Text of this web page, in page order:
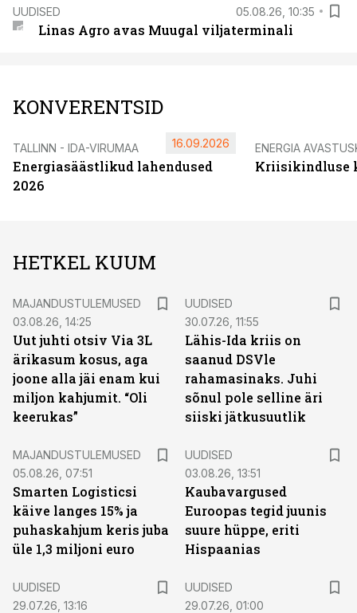
UUDISED 05.08.26, 10:35
Linas Agro avas Muugal viljaterminali
KONVERENTSID
TALLINN - IDA-VIRUMAA
Energiasäästlikud lahendused
2026
16.09.2026 ENERGIA
Kriisikindluse
HETKEL KUUM
MAJANDUSTULEMUSED
03.08.26, 14:25
Uut juhti otsiv Via 3L
ärikasum kosus, aga
joone alla jäi enam kui
miljon kahjumit. “Oli
keerukas”
UUDISED
30.07.26, 11:55
Lähis-Ida kriis on
saanud DSVle
rahamasinaks. Juhi
sõnul pole selline äri
siiski jätkusuutlik
MAJANDUSTULEMUSED
05.08.26, 07:51
Smarten Logisticsi
käive langes 15% ja
puhaskahjum keris juba
üle 1,3 miljoni euro
UUDISED
03.08.26, 13:51
Kaubavargused
Euroopas tegid juunis
suure hüppe, eriti
Hispaanias
UUDISED
29.07.26, 13:16
UUDISED
29.07.26, 01:00